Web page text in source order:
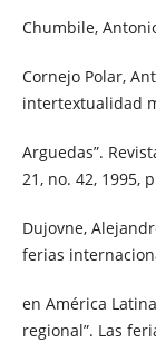
Chumbile,
Cornejo Polar,
intertextualidad
Arguedas”.
21, no. 42, 1995,
Dujovne,
ferias
en América
regional”. Las